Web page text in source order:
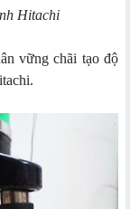
Hitachi
vững chãi tạo độ